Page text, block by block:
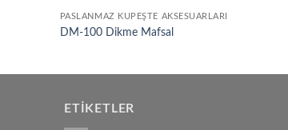
PASLANMAZ KÜPEŞTE AKSESUARLARI
DM-100 Dikme Mafsal
ETIKETLER